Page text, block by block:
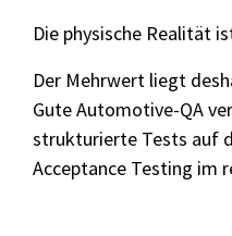
Die physische Realität
Der Mehrwert liegt
Gute Automotive-QA
strukturierte Tests auf
Acceptance Testing im